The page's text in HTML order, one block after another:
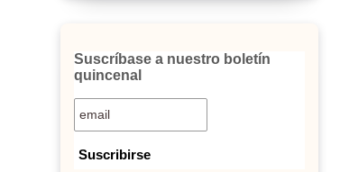
Suscríbase a nuestro boletín
quincenal